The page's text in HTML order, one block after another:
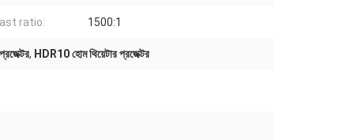
ratio: 1500:1
, HDR10 হোম থিয়েটার প্রজেক্টর